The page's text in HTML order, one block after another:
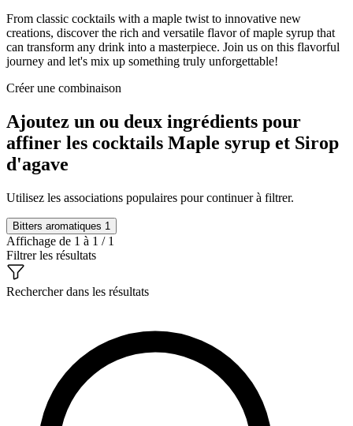
From classic cocktails with a maple twist to innovative new
creations, discover the rich and versatile flavor of maple syrup that
can transform any drink into a masterpiece. Join us on this flavorful
journey and let's mix up something truly unforgettable!
Créer une combinaison
Ajoutez un ou deux ingrédients pour
affiner les cocktails Maple syrup et Sirop
d'agave
Utilisez les associations populaires pour continuer à filtrer.
Bitters aromatiques 1
Affichage de 1 à 1 / 1
Filtrer les résultats
Rechercher dans les résultats